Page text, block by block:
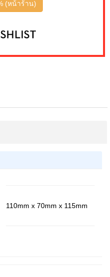
(หน้าร้าน)
110mm x 70mm x 115mm